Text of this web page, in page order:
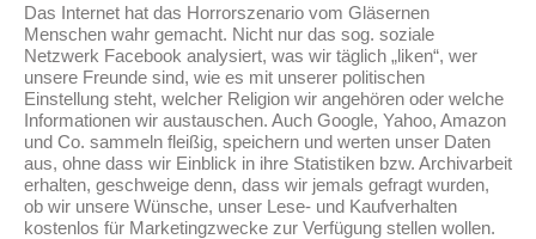
Das Internet hat das Horrorszenario vom Gläsernen
Menschen wahr gemacht. Nicht nur das sog. soziale
Netzwerk Facebook analysiert, was wir täglich „liken“, wer
unsere Freunde sind, wie es mit unserer politischen
Einstellung steht, welcher Religion wir angehören oder welche
Informationen wir austauschen. Auch Google, Yahoo, Amazon
und Co. sammeln fleißig, speichern und werten unser Daten
aus, ohne dass wir Einblick in ihre Statistiken bzw. Archivarbeit
erhalten, geschweige denn, dass wir jemals gefragt wurden,
ob wir unsere Wünsche, unser Lese- und Kaufverhalten
kostenlos für Marketingzwecke zur Verfügung stellen wollen.